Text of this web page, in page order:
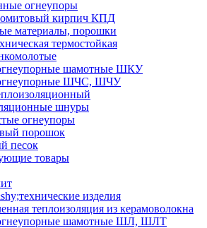
огнеупоры
кирпич КПД
материалы, порошки
термостойкая
шамотные ШКУ
ШЧС, ШЧУ
шнуры
огнеупоры
порошок
песок
товары
изделия
теплоизоляция из керамоволокна
шамотные ШЛ, ШЛТ